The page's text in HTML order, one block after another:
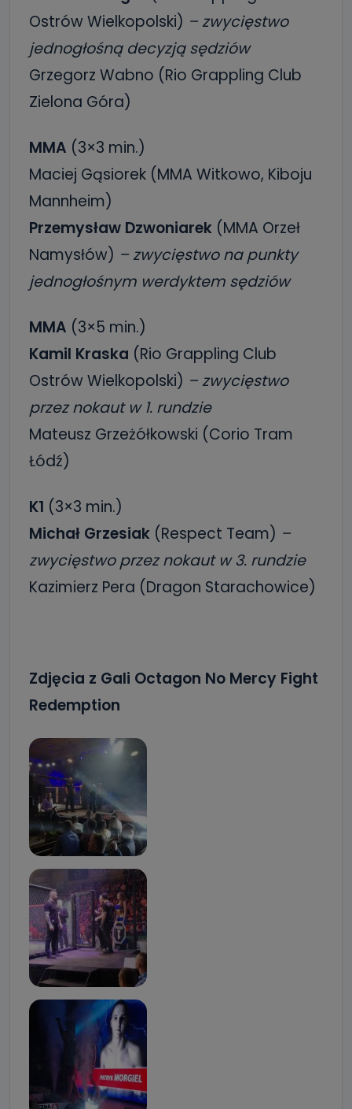
Ostrów Wielkopolski) – zwycięstwo
jednogłośną decyzją sędziów
Grzegorz Wabno (Rio Grappling Club
Zielona Góra)
MMA (3×3 min.)
Maciej Gąsiorek (MMA Witkowo, Kiboju
Mannheim)
Przemysław Dzwoniarek (MMA Orzeł
Namysłów) – zwycięstwo na punkty
jednogłośnym werdyktem sędziów
MMA (3×5 min.)
Kamil Kraska (Rio Grappling Club
Ostrów Wielkopolski) – zwycięstwo
przez nokaut w 1. rundzie
Mateusz Grzeżółkowski (Corio Tram
Łódź)
K1 (3×3 min.)
Michał Grzesiak (Respect Team) –
zwycięstwo przez nokaut w 3. rundzie
Kazimierz Pera (Dragon Starachowice)
Zdjęcia z Gali Octagon No Mercy Fight
Redemption